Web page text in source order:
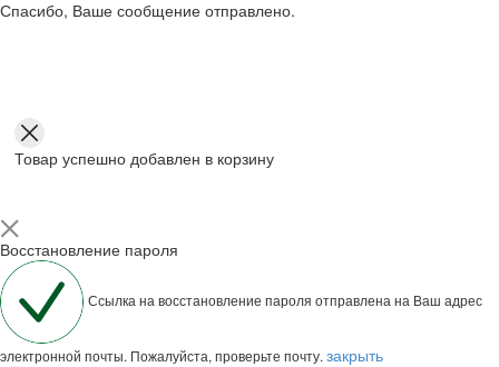
Спасибо, Ваше сообщение отправлено.
Товар успешно добавлен в корзину
Восстановление пароля
Ссылка на восстановление пароля отправлена на Ваш адрес
электронной почты. Пожалуйста, проверьте почту. закрыть